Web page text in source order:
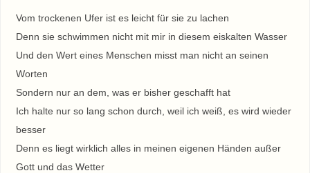
Vom trockenen Ufer ist es leicht für sie zu lachen
Denn sie schwimmen nicht mit mir in diesem eiskalten Wasser
Und den Wert eines Menschen misst man nicht an seinen
Worten
Sondern nur an dem, was er bisher geschafft hat
Ich halte nur so lang schon durch, weil ich weiß, es wird wieder
besser
Denn es liegt wirklich alles in meinen eigenen Händen außer
Gott und das Wetter